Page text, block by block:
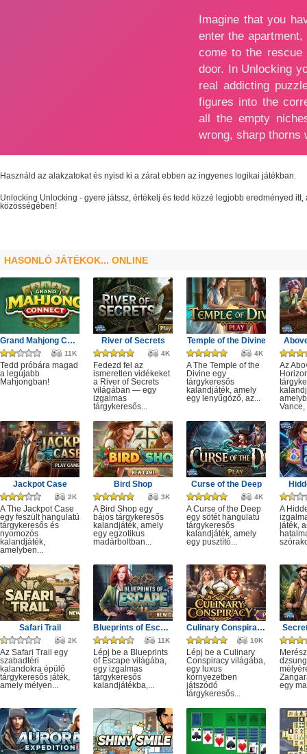
Használd az alakzatokat és nyisd ki a zárat ebben az ingyenes logikai játékban.
Unlocking - gyere játssz, értékelj és tedd közzé legjobb eredményed
Unlocking
közösségében!
HASONLÓ JÁTÉKOK... ONLINE
Grand Mahjong Connect
11K
Tedd próbára magad
a legújabb
Mahjongban!
River of Secrets
4K
Fedezd fel az
ismeretlen vidékeket
a River of Secrets
világában — egy
izgalmas
tárgykeresős...
Temple of the Divine
4K
A The Temple of the
Divine egy
tárgykeresős
kalandjáték, amely
egy lenyűgöző, az...
Az
Vance,
Jackpot Case
2K
A The Jackpot Case
egy feszült hangulatú
tárgykeresős és
nyomozós
kalandjáték,
amelyben...
Bird Shop
3K
A Bird Shop egy
bájos tárgykeresős
kalandjáték, amely
egy egzotikus
madárboltban...
Curse of the Deep
4K
A Curse of the Deep
egy sötét hangulatú
tárgykeresős
kalandjáték, amely
egy pusztító...
A
játék,
Safari Trail
2K
Az Safari Trail egy
szabadtéri
kalandokra épülő
tárgykeresős játék,
amely mélyen...
Blueprints of Escape
11K
Lépj be a Blueprints
of Escape világába,
egy izgalmas
tárgykeresős
kalandjátékba,...
Culinary Conspiracy
10K
Lépj be a Culinary
Conspiracy világába,
egy luxus
környezetben
játszódó
tárgykeresős...
egy